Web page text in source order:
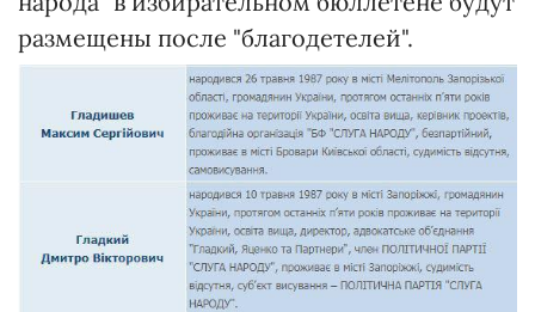
размещены после "благодетелей".